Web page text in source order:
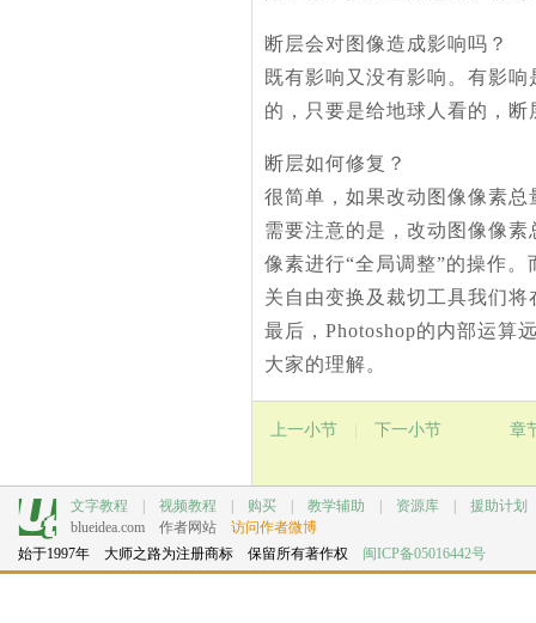
断层会对图像造成影响吗？
既有影响又没有影响。有影
的，只要是给地球人看的，
断层如何修复？
很简单，如果改动图像像素
需要注意的是，改动图像像
像素进行“全局调整”的操作
关自由变换及裁切工具我们将
最后，Photoshop的内部运算
大家的理解。
上一小节 下一小节 章
文字教程 视频教程 购买 教学辅助 资源库 援助计划
blueidea.com
作者网站 访问作者微博
始于1997年 大师之路为注册商标 保留所有著作权 闽ICP备05016442号